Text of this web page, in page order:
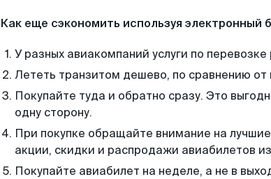
Как еще сэкономить используя электронный
У разных авиакомпаний услуги по
Лететь транзитом дешево, по сравнению от
Покупайте туда и обратно сразу. Это
одну сторону.
При покупке обращайте внимание на
акции, скидки и распродажи авиабилетов
Покупайте авиабилет на неделе, а не в